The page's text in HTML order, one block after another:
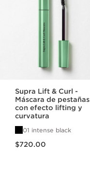
Supra Lift & Curl -
Máscara de pestañas
con efecto lifting y
curvatura
01 intense black
$720.00